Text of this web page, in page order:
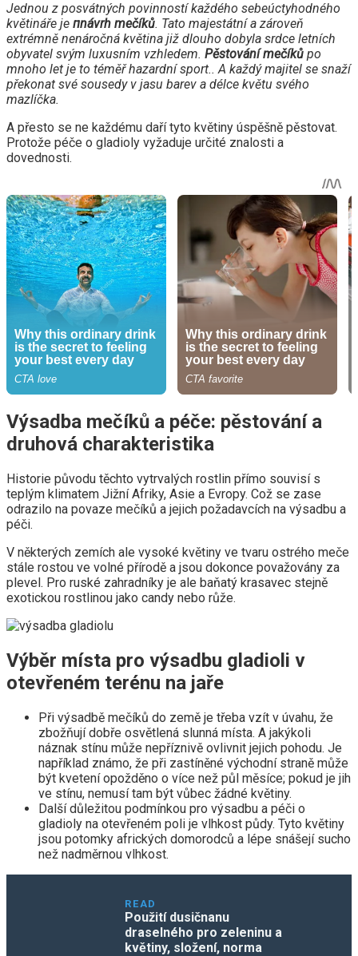
Jednou z posvátných povinností každého sebeúctyhodného
květináře je пnávrh mečíků. Tato majestátní a zároveň
extrémně nenáročná květina již dlouho dobyla srdce letních
obyvatel svým luxusním vzhledem. Pěstování mečíků po
mnoho let je to téměř hazardní sport.. A každý majitel se snaží
překonat své sousedy v jasu barev a délce květu svého
mazlíčka.
A přesto se ne každému daří tyto květiny úspěšně pěstovat.
Protože péče o gladioly vyžaduje určité znalosti a
dovednosti.
Výsadba mečíků a péče: pěstování a
druhová charakteristika
Historie původu těchto vytrvalých rostlin přímo souvisí s
teplým klimatem Jižní Afriky, Asie a Evropy. Což se zase
odrazilo na povaze mečíků a jejich požadavcích na výsadbu a
péči.
V některých zemích ale vysoké květiny ve tvaru ostrého meče
stále rostou ve volné přírodě a jsou dokonce považovány za
plevel. Pro ruské zahradníky je ale baňatý krasavec stejně
exotickou rostlinou jako candy nebo růže.
Výběr místa pro výsadbu gladioli v
otevřeném terénu na jaře
Při výsadbě mečíků do země je třeba vzít v úvahu, že
zbožňují dobře osvětlená slunná místa. A jakýkoli
náznak stínu může nepříznivě ovlivnit jejich pohodu. Je
například známo, že při zastíněné východní straně může
být kvetení opožděno o více než půl měsíce; pokud je jih
ve stínu, nemusí tam být vůbec žádné květiny.
Další důležitou podmínkou pro výsadbu a péči o
gladioly na otevřeném poli je vlhkost půdy. Tyto květiny
jsou potomky afrických domorodců a lépe snášejí sucho
než nadměrnou vlhkost.
READ
Použití dusičnanu
draselného pro zeleninu a
květiny, složení, norma